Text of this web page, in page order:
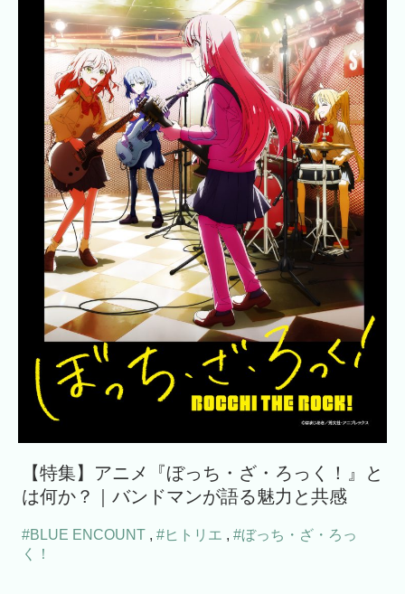
【特集】アニメ『ぼっち・ざ・ろっく！』と
は何か？｜バンドマンが語る魅力と共感
#BLUE ENCOUNT , #ヒトリエ , #ぼっち・ざ・ろっ
く！